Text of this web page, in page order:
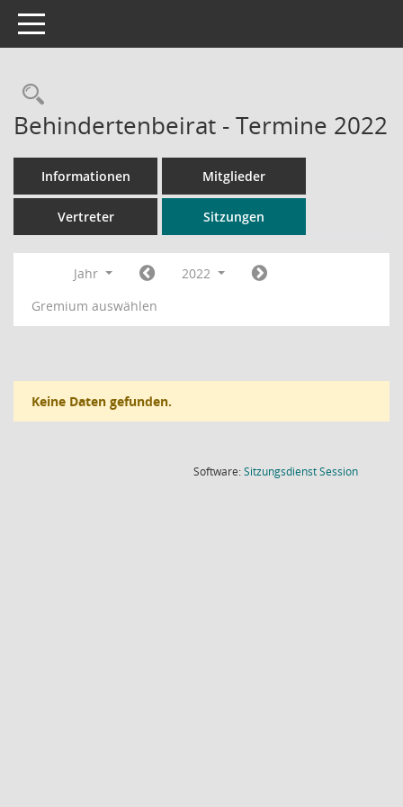
Toggle navigation
Rechercheauswahl
Behindertenbeirat - Termine 2022
Informationen Mitglieder
Vertreter Sitzungen
Jahr
2022
Gremium auswählen
Keine Daten gefunden.
Software:SitzungsdienstSession(Wird in